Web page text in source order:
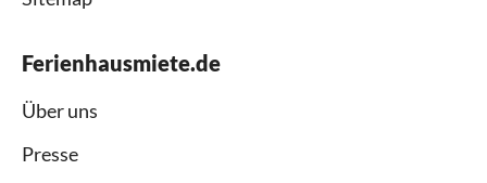
Ferienhausmiete.de
Über uns
Presse